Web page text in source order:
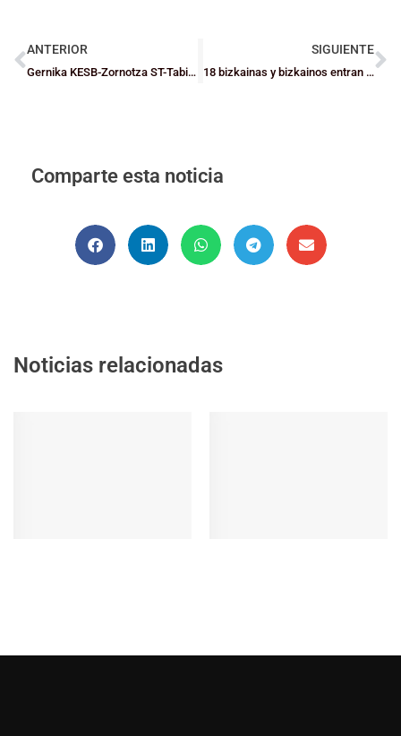
ANTERIOR
Gernika KESB-Zornotza ST-Tabirako ST, Indarrak Batzen
SIGUIENTE
18 bizkainas y bizkainos entran en las Selecciones de Euskadi
Comparte esta noticia
Noticias relacionadas